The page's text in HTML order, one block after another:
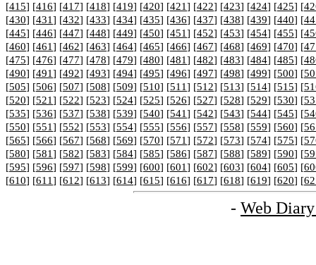
[415] [416] [417] [418] [419] [420] [421] [422] [423] [424] [425] [
[430] [431] [432] [433] [434] [435] [436] [437] [438] [439] [440] [
[445] [446] [447] [448] [449] [450] [451] [452] [453] [454] [455] [
[460] [461] [462] [463] [464] [465] [466] [467] [468] [469] [470] [
[475] [476] [477] [478] [479] [480] [481] [482] [483] [484] [485] [
[490] [491] [492] [493] [494] [495] [496] [497] [498] [499] [500] [
[505] [506] [507] [508] [509] [510] [511] [512] [513] [514] [515] [
[520] [521] [522] [523] [524] [525] [526] [527] [528] [529] [530] [
[535] [536] [537] [538] [539] [540] [541] [542] [543] [544] [545] [
[550] [551] [552] [553] [554] [555] [556] [557] [558] [559] [560] [
[565] [566] [567] [568] [569] [570] [571] [572] [573] [574] [575] [
[580] [581] [582] [583] [584] [585] [586] [587] [588] [589] [590] [
[595] [596] [597] [598] [599] [600] [601] [602] [603] [604] [605] [
[610] [611] [612] [613] [614] [615] [616] [617] [618] [619] [620] [
- Web